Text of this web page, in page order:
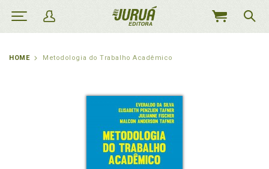
MEU
HOME Metodologia do Trabalho Acadêmico